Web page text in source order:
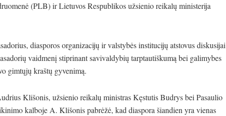
(PLB) ir Lietuvos Respublikos užsienio reikalų ministerija
diasporos organizacijų ir valstybės institucijų atstovus diskusijai
vaidmenį stiprinant savivaldybių tarptautiškumą bei galimybes
gimtųjų kraštų gyvenimą.
Klišonis, užsienio reikalų ministras Kęstutis Budrys bei Pasaulio
kalboje A. Klišonis pabrėžė, kad diaspora šiandien yra vienas